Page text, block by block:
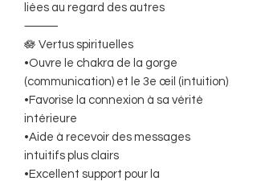
liées au regard des autres
⸻
🪷 Vertus spirituelles
•Ouvre le chakra de la gorge
(communication) et le 3e œil (intuition)
•Favorise la connexion à sa vérité
intérieure
•Aide à recevoir des messages
intuitifs plus clairs
•Excellent support pour la